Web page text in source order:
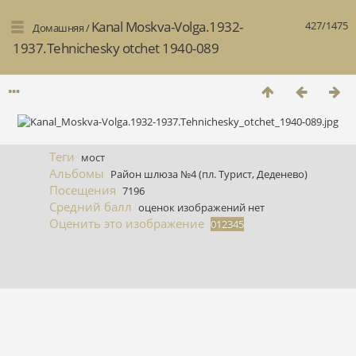
427/1475
Домашняя/Kanal Moskva-Volga.1932-
1937.Tehnichesky otchet 1940-089
Теги мост
Альбомы Район шлюза №4 (пл. Турист, Деденево)
Посещения 7196
Средний балл оценок изображений нет
Оценить это изображение